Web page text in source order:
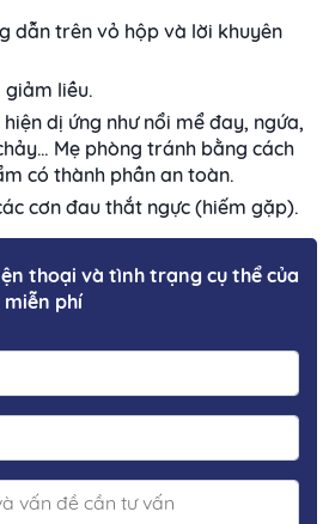
dẫn trên vỏ hộp và lời khuyên
giảm liều.
dị ứng như nổi mể đay, ngứa,
Mẹ phòng tránh bằng cách
có thành phần an toàn.
cơn đau thắt ngực (hiếm gặp).
thoại và tình trạng cụ thể của
phí